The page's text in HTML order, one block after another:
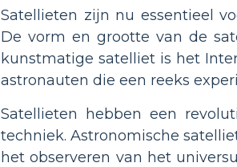
Satellieten zijn nu essentieel
De vorm en grootte van de
kunstmatige satelliet is het
astronauten die een reeks
Satellieten hebben een
techniek. Astronomische
het observeren van het